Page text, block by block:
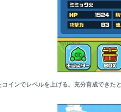
インでレベルを上げる。充分育成できた